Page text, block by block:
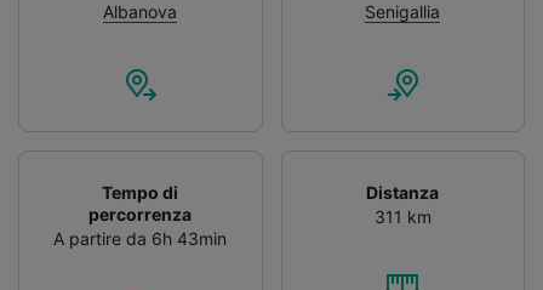
Albanova
Senigallia
Tempo di
percorrenza
A partire da 6h 43min
Distanza
311 km